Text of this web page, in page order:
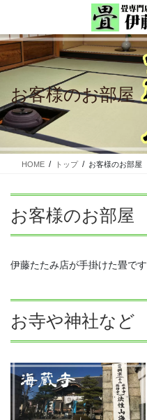
テ
ン
ツ
動
ゲ
ー
シ
に
移
お客様のお部屋
HOME トップ お客様のお部屋
お客様のお部屋
伊藤たたみ店が手掛けた畳です
お寺や神社など